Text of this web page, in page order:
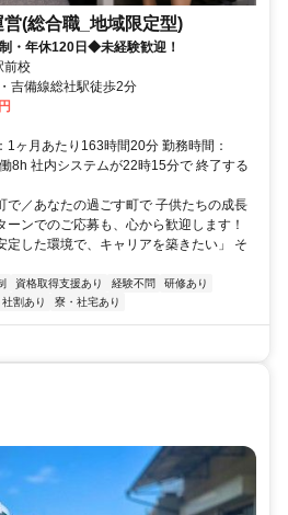
(総合職_地域限定型)
・年休120日◆未経験歓迎！
前校
吉備線総社駅徒歩2分
1ヶ月あたり163時間20分 勤務時間：
8h 社内システムが22時15分で 終了する
で／あなたの過ごす町で 子供たちの成長
ーンでのご応募も、心から歓迎します！
定した環境で、キャリアを築きたい」 そ
資格取得支援あり 経験不問
研修あり
社割あり 寮・社宅あり